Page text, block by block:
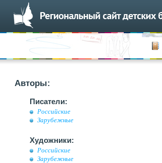
Авторы:
Писатели:
Российские
Зарубежные
Художники:
Российские
Зарубежные